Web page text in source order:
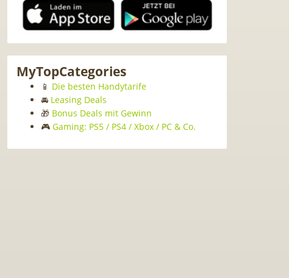
MyTopCategories
📱 Die besten Handytarife
🚘 Leasing Deals
🎁 Bonus Deals mit Gewinn
🎮 Gaming: PS5 / PS4 / Xbox / PC & Co.